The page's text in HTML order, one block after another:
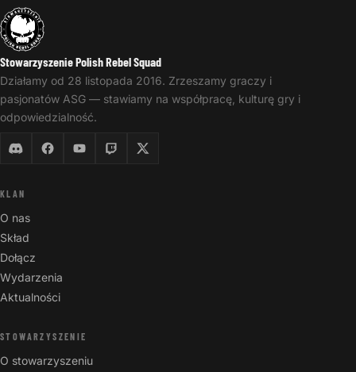
Stowarzyszenie Polish Rebel Squad
Działamy od 28 listopada 2016. Zrzeszamy graczy i
pasjonatów ASG — stawiamy na współpracę, kulturę gry i
odpowiedzialność.
KLAN
O nas
Skład
Dołącz
Wydarzenia
Aktualności
STOWARZYSZENIE
O stowarzyszeniu